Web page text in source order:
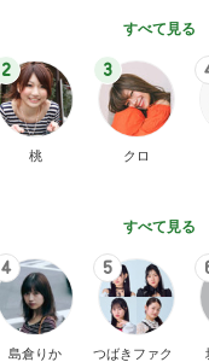
すべて見る
2
桃
3
クロ
すべて見る
4
島倉りか
5
つばきファク